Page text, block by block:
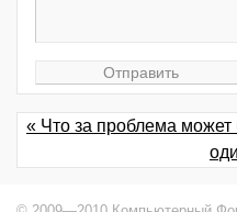
« Что за проблема